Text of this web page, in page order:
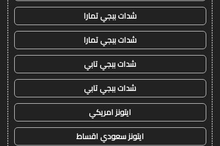
شدات ببجي تمارا
شدات ببجي تمارا
شدات ببجي تابي
شدات ببجي تابي
ايتونز امريكي
ايتونز سعودي اقساط